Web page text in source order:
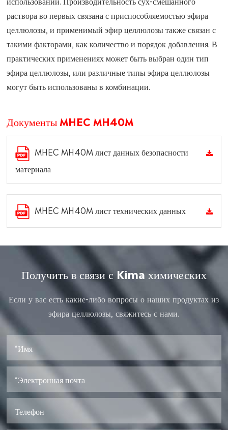
раствора во первых связана с приспособляемостью эфира
целлюлозы, и применимый эфир целлюлозы также связан с
такими факторами, как количество и порядок добавления. В
практических применениях может быть выбран один тип
эфира целлюлозы, или различные типы эфира целлюлозы
могут быть использованы в комбинации.
Документы MHEC MH40M
MHEC MH40M лист данных безопасности
материала
MHEC MH40M лист технических данных
Получить в связи с Kima химических
Если у вас есть какие-либо вопросы о наших продуктах из
эфира целлюлозы, свяжитесь с нами.